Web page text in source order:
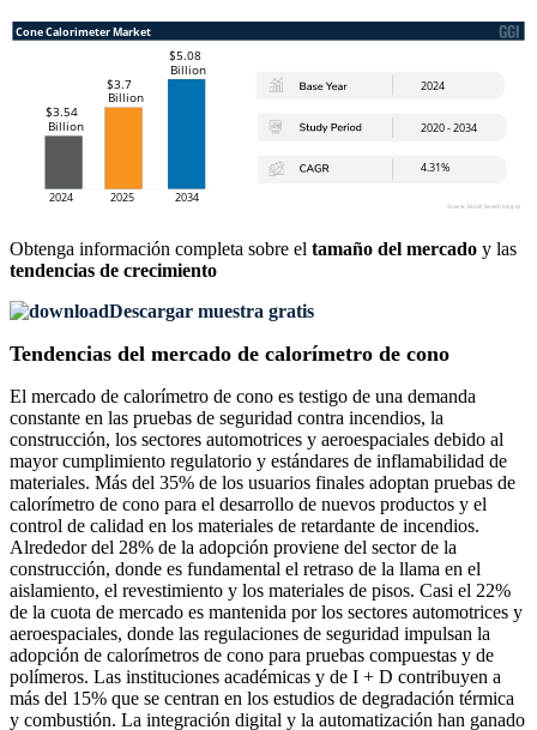
Obtenga información completa sobre el tamaño del mercado y las
tendencias de crecimiento
Descargar muestra gratis
Tendencias del mercado de calorímetro de cono
El mercado de calorímetro de cono es testigo de una demanda
constante en las pruebas de seguridad contra incendios, la
construcción, los sectores automotrices y aeroespaciales debido al
mayor cumplimiento regulatorio y estándares de inflamabilidad de
materiales. Más del 35% de los usuarios finales adoptan pruebas de
calorímetro de cono para el desarrollo de nuevos productos y el
control de calidad en los materiales de retardante de incendios.
Alrededor del 28% de la adopción proviene del sector de la
construcción, donde es fundamental el retraso de la llama en el
aislamiento, el revestimiento y los materiales de pisos. Casi el 22%
de la cuota de mercado es mantenida por los sectores automotrices y
aeroespaciales, donde las regulaciones de seguridad impulsan la
adopción de calorímetros de cono para pruebas compuestas y de
polímeros. Las instituciones académicas y de I + D contribuyen a
más del 15% que se centran en los estudios de degradación térmica
y combustión. La integración digital y la automatización han ganado